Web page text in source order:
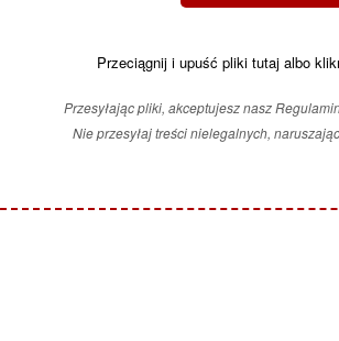
Przeciągnij i upuść pliki tutaj albo
Przesyłając pliki, akceptujesz nasz
Nie przesyłaj treści nielegalnych,